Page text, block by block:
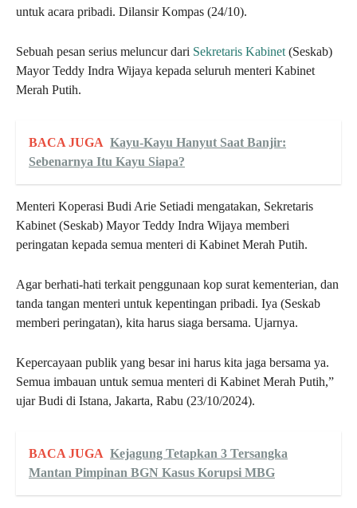
untuk acara pribadi. Dilansir Kompas (24/10).
Sebuah pesan serius meluncur dari Sekretaris Kabinet (Seskab)
Mayor Teddy Indra Wijaya kepada seluruh menteri Kabinet
Merah Putih.
BACA JUGA Kayu-Kayu Hanyut Saat Banjir:
Sebenarnya Itu Kayu Siapa?
Menteri Koperasi Budi Arie Setiadi mengatakan, Sekretaris
Kabinet (Seskab) Mayor Teddy Indra Wijaya memberi
peringatan kepada semua menteri di Kabinet Merah Putih.
Agar berhati-hati terkait penggunaan kop surat kementerian, dan
tanda tangan menteri untuk kepentingan pribadi. Iya (Seskab
memberi peringatan), kita harus siaga bersama. Ujarnya.
Kepercayaan publik yang besar ini harus kita jaga bersama ya.
Semua imbauan untuk semua menteri di Kabinet Merah Putih,”
ujar Budi di Istana, Jakarta, Rabu (23/10/2024).
BACA JUGA Kejagung Tetapkan 3 Tersangka
Mantan Pimpinan BGN Kasus Korupsi MBG